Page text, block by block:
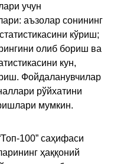
учун
аъзолар сонининг
кўриш;
олиб бориш ва
кун,
Фойдаланувчилар
рўйхатини
мумкин.
100” саҳифаси
ҳаққоний